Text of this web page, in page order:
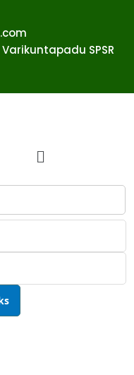
SPSR